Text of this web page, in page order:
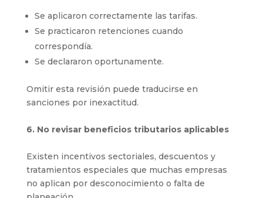
Se aplicaron correctamente las tarifas.
Se practicaron retenciones cuando
correspondía.
Se declararon oportunamente.
Omitir esta revisión puede traducirse en
sanciones por inexactitud.
6. No revisar beneficios tributarios aplicables
Existen incentivos sectoriales, descuentos y
tratamientos especiales que muchas empresas
no aplican por desconocimiento o falta de